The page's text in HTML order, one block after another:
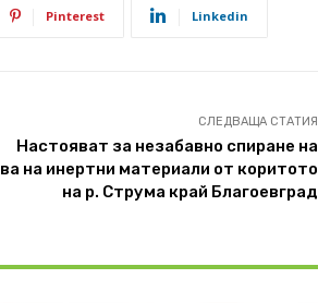
Pinterest Linkedin
СЛЕДВАЩА СТАТИЯ
Настояват за незабавно спиране на
на инертни материали от коритото
на р. Струма край Благоевград